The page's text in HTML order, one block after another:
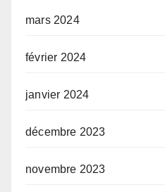
mars 2024
février 2024
janvier 2024
décembre 2023
novembre 2023